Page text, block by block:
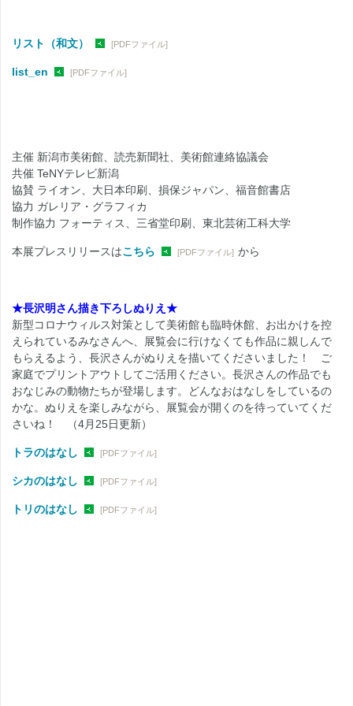
リスト（和文） [PDFファイル]
list_en [PDFファイル]
主催 新潟市美術館、読売新聞社、美術館連絡協議会
共催 TeNYテレビ新潟
協賛 ライオン、大日本印刷、損保ジャパン、福音館書店
協力 ガレリア・グラフィカ
制作協力 フォーティス、三省堂印刷、東北芸術工科大学
本展プレスリリースはこちら [PDFファイル] から
★長沢明さん描き下ろしぬりえ★
新型コロナウィルス対策として美術館も臨時休館、お出かけを控
えられているみなさんへ、展覧会に行けなくても作品に親しんで
もらえるよう、長沢さんがぬりえを描いてくださいました！ ご
家庭でプリントアウトしてご活用ください。長沢さんの作品でも
おなじみの動物たちが登場します。どんなおはなしをしているの
かな。ぬりえを楽しみながら、展覧会が開くのを待っていてくだ
さいね！ （4月25日更新）
トラのはなし [PDFファイル]
シカのはなし [PDFファイル]
トリのはなし [PDFファイル]